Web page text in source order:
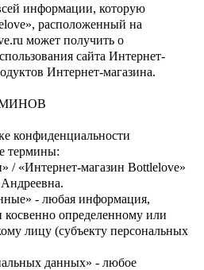
информации, которую
расположенный на
может получить о
сайта Интернет-
Интернет-магазина.
конфиденциальности
термины:
/ «Интернет-магазин Bottlelove»
- любая информация,
косвенно определенному или
лицу (субъекту персональных
данных» - любое